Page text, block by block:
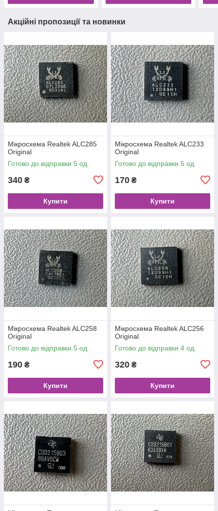
Акційні пропозиції та новинки
Мікросхема Realtek ALC285
Original
Готово до відправки 5 од.
340 ₴
Купити
Мікросхема Realtek ALC233
Original
Готово до відправки 5 од.
170 ₴
Купити
Мікросхема Realtek ALC258
Original
Готово до відправки 5 од.
190 ₴
Купити
Мікросхема Realtek ALC256
Original
Готово до відправки 4 од.
320 ₴
Купити